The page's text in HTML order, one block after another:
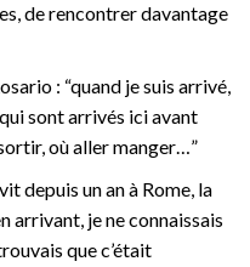
de rencontrer davantage
: “quand je suis arrivé,
sont arrivés ici avant
où aller manger…”
depuis un an à Rome, la
arrivant, je ne connaissais
que c’était